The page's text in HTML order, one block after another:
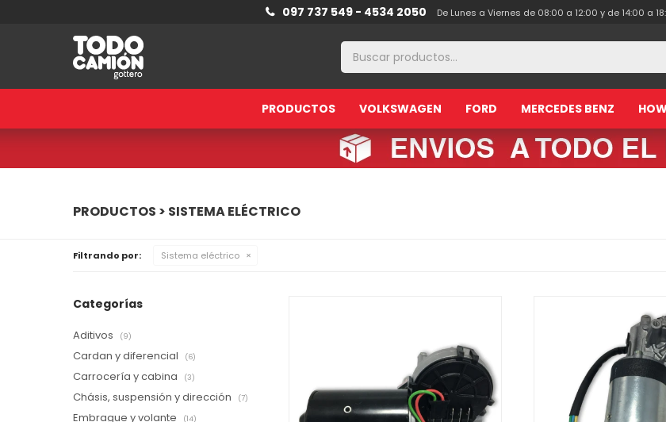
PRODUCTOS VOLKSWAGEN FORD MERCEDES BENZ
097 737 549 - 4534 2050 De Lunes a Viernes de 08:00 a 12:00 y de 14:00 a
PRODUCTOS > SISTEMA ELÉCTRICO
Filtrando por: Sistema eléctrico
Categorías
Aditivos (9)
Cardan y diferencial (6)
Carrocería y cabina (3)
Chásis, suspensión y dirección (7)
Embrague y volante (14)